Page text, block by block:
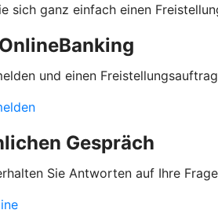
sich ganz einfach einen
und einen
Gespräch
Sie Antworten auf Ihre